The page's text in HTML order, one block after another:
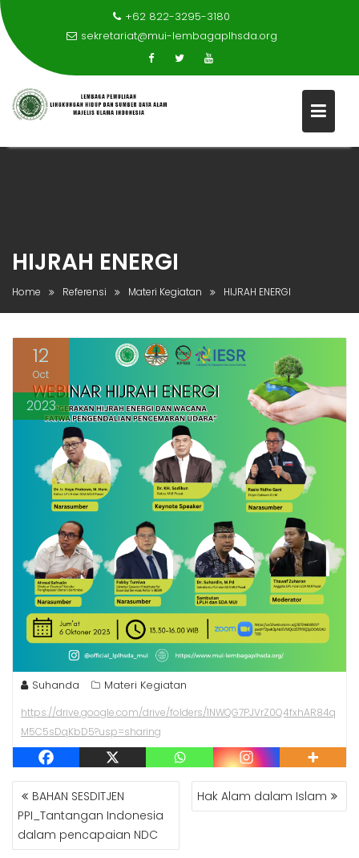
+62 822-3295-3180
sekretariat@mui-lembagaplhsda.org
HIJRAH ENERGI
Home Referensi Materi Kegiatan HIJRAH ENERGI
12
Oct
2023
Suhanda Materi Kegiatan
https://drive.google.com/drive/folders/1NWQG7PJVrZ0Q4fxhAR84q
M5C5sDqKbD5?usp=sharing
POST
NAVIGATION
BAHAN SESDITJEN
PPI_Tantangan Indonesia
dalam pencapaian NDC
Hak Alam dalam Islam